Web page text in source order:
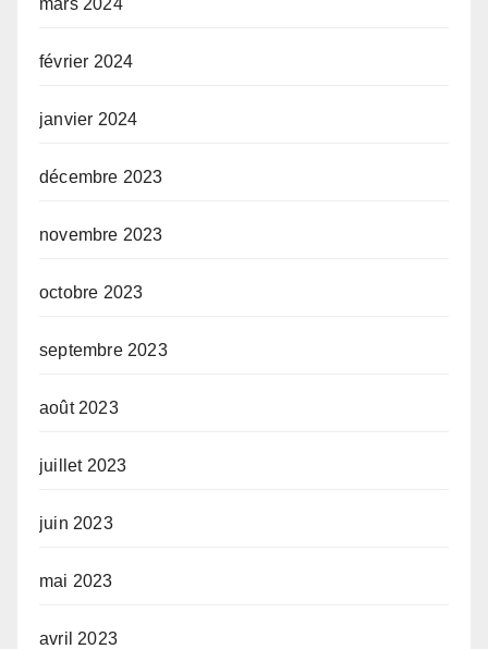
mars 2024
février 2024
janvier 2024
décembre 2023
novembre 2023
octobre 2023
septembre 2023
août 2023
juillet 2023
juin 2023
mai 2023
avril 2023